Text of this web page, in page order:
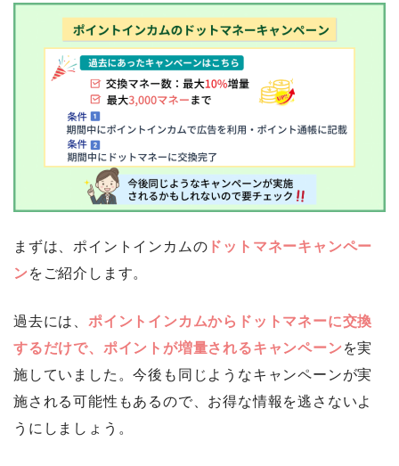
ポイントインカムのドットマネーキャンペー
まずは、ポイントインカムのドットマネーキャンペー
ン をご紹介します。
過去には、 ポイントインカムからドットマネーに交換